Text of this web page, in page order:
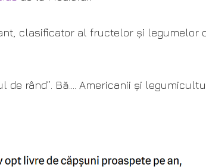
clasificator al fructelor și legumelor
rând”. Bă…. Americanii și